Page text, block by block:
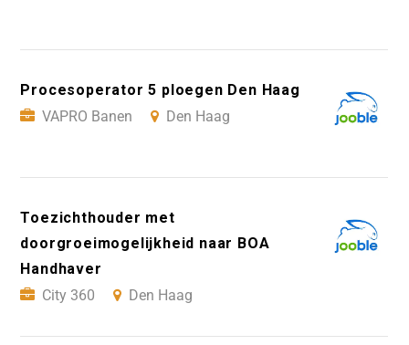
Procesoperator 5 ploegen Den Haag
VAPRO Banen
Den Haag
Toezichthouder met
doorgroeimogelijkheid naar BOA
Handhaver
City 360
Den Haag